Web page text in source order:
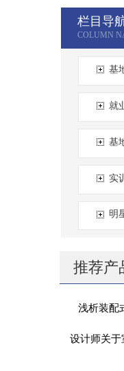
栏目导
基
就
基
实
明
推荐产
浅析装配
设计师关于